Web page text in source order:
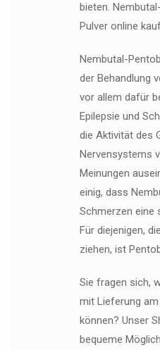
bieten.
Pulver online
Nembutal-
der Behandlung
vor allem dafür
Epilepsie und
die Aktivität des
Nervensystems
Meinungen
einig, dass
Schmerzen eine
Für diejenigen,
ziehen, ist
Sie fragen sich,
mit Lieferung
können? Unser
bequeme